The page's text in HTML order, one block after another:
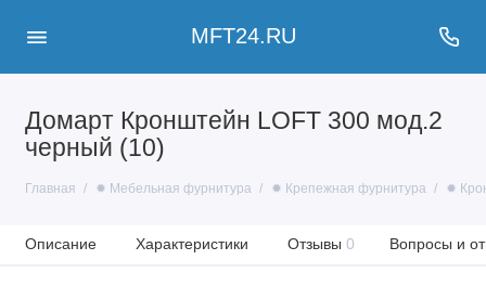
MFT24.RU
Домарт Кронштейн LOFT 300 мод.2
черный (10)
Главная ✹ Мебельная фурнитура ✹ Крепежная фурнитура ✹
Описание Характеристики Отзывы 0 Вопросы и